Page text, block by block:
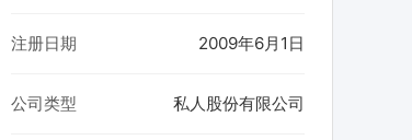
注册日期 2009年6月1日
公司类型 私人股份有限公司